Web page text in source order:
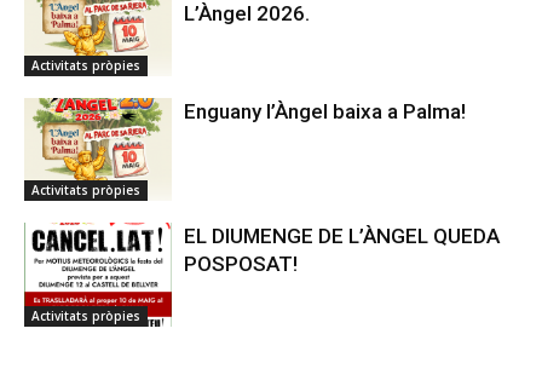
Activitats pròpies
L’Àngel 2026.
Activitats pròpies
Enguany l’Àngel baixa a Palma!
Activitats pròpies
EL DIUMENGE DE L’ÀNGEL QUEDA
POSPOSAT!